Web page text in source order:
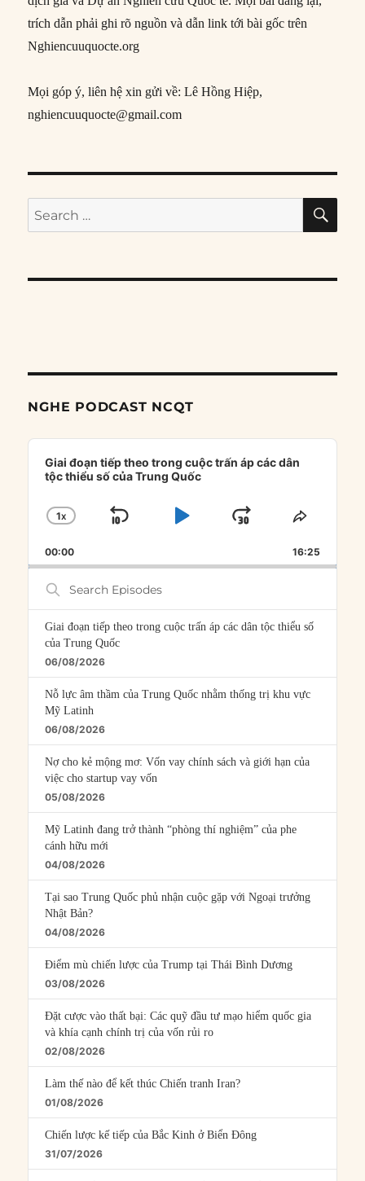
trích dẫn phải ghi rõ nguồn và dẫn link tới bài gốc trên
Nghiencuuquocte.org
Mọi góp ý, liên hệ xin gửi về: Lê Hồng Hiệp,
nghiencuuquocte@gmail.com
Search
for:
NGHE PODCAST NCQT
Audio
Player
Giai đoạn tiếp theo trong cuộc trấn áp các dân
tộc thiểu số của Trung Quốc
CHANGE
RATE
1X
SKIP
PLAYJUMP
FORWARD
SHARE
00:00 16:25
Search
Episodes
Giai đoạn tiếp theo trong cuộc trấn áp các dân tộc thiểu số
của Trung Quốc
06/08/2026
Nỗ lực âm thầm của Trung Quốc nhằm thống trị khu vực
Mỹ Latinh
06/08/2026
Nợ cho kẻ mộng mơ: Vốn vay chính sách và giới hạn của
việc cho startup vay vốn
05/08/2026
Mỹ Latinh đang trở thành “phòng thí nghiệm” của phe
cánh hữu mới
04/08/2026
Tại sao Trung Quốc phủ nhận cuộc gặp với Ngoại trưởng
Nhật Bản?
04/08/2026
Điểm mù chiến lược của Trump tại Thái Bình Dương
03/08/2026
Đặt cược vào thất bại: Các quỹ đầu tư mạo hiểm quốc gia
và khía cạnh chính trị của vốn rủi ro
02/08/2026
Làm thế nào để kết thúc Chiến tranh Iran?
01/08/2026
Chiến lược kế tiếp của Bắc Kinh ở Biển Đông
31/07/2026